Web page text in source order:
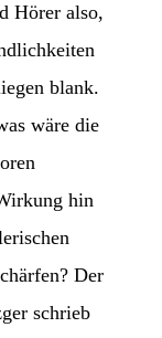
Hörer also,
blank.
wäre die
hin
Der
schrieb